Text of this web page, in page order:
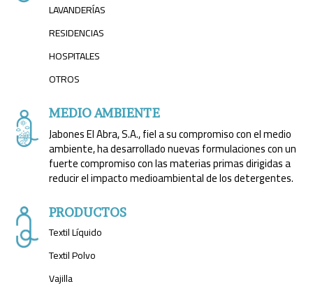
LAVANDERÍAS
RESIDENCIAS
HOSPITALES
OTROS
MEDIO AMBIENTE
Jabones El Abra, S.A., fiel a su compromiso con el medio
ambiente, ha desarrollado nuevas formulaciones con un
fuerte compromiso con las materias primas dirigidas a
reducir el impacto medioambiental de los detergentes.
PRODUCTOS
Textil Líquido
Textil Polvo
Vajilla